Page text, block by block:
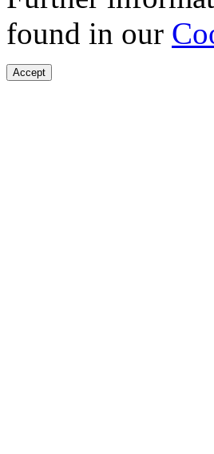
found in our
Accept